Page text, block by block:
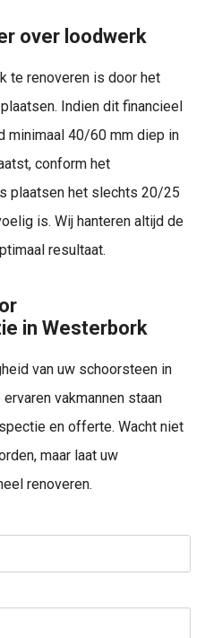
over loodwerk
te renoveren is door het
Indien dit financieel
minimaal 40/60 mm diep in
conform het
plaatsen het slechts 20/25
is. Wij hanteren altijd de
resultaat.
in Westerbork
van uw schoorsteen in
vakmannen staan
en offerte. Wacht niet
maar laat uw
renoveren.